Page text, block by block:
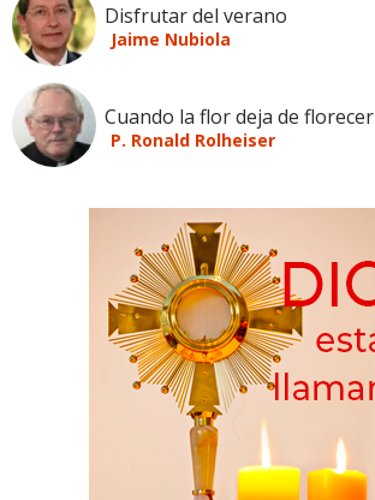
Disfrutar del verano
Jaime Nubiola
Cuando la flor deja de florecer
P. Ronald Rolheiser